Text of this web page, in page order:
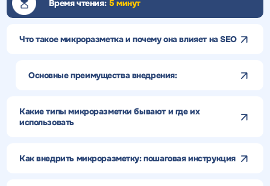
Время чтения: 5 минут
Что такое микроразметка и почему она влияет на SEO
Основные преимущества внедрения:
Какие типы микроразметки бывают и где их
использовать
Как внедрить микроразметку: пошаговая инструкция